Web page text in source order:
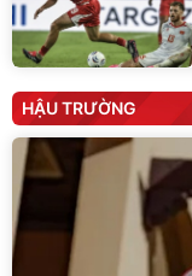
HẬU TRƯỜNG